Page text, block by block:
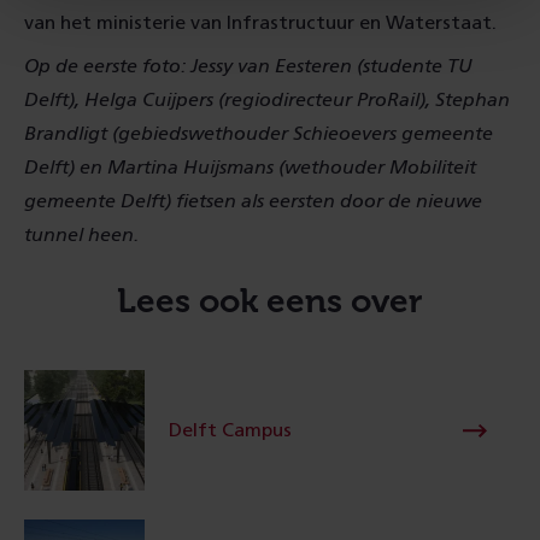
van het ministerie van Infrastructuur en Waterstaat.
Op de eerste foto: Jessy van Eesteren (studente TU
Delft), Helga Cuijpers (regiodirecteur ProRail), Stephan
Brandligt (gebiedswethouder Schieoevers gemeente
Delft) en Martina Huijsmans (wethouder Mobiliteit
gemeente Delft) fietsen als eersten door de nieuwe
tunnel heen.
Lees ook eens over
Delft Campus